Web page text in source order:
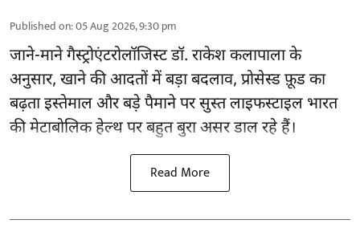
Published on:05 Aug 2026, 9:30 pm
जाने-माने गैस्ट्रोएंटरोलॉजिस्ट डॉ. राकेश कलापाला के
अनुसार, खाने की आदतोंमें बड़ा बदलाव, प्रोसेस्ड फ़ूड का
बढ़ता इस्तेमाल और बड़े पैमाने पर सुस्त लाइफस्टाइल भारत
की मेटाबोलिक हेल्थ पर बहुत बुरा असर डाल रहे हैं।
Read More